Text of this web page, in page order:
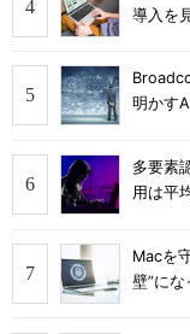
導入を
明かす
多要素
用は平
Macを
壁”にな